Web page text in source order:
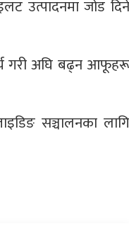
उत्पादनमा जोड दिने
गरी अघि बढ्न आफूहरू
सञ्चालनका लागि